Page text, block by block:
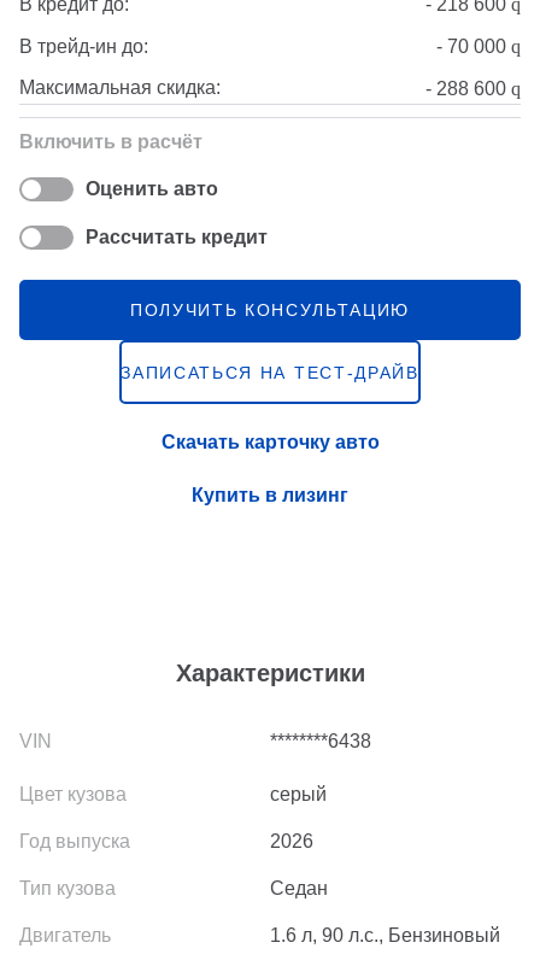
Характеристики
********6438
серый
2026
Седан
1.6 л, 90 л.с., Бензиновый
В кредит до:
В трейд-ин до: - 70 000 q
Максимальная скидка: - 288 600 q
Включить в расчёт
Оценить авто
Рассчитать кредит
ПОЛУЧИТЬ КОНСУЛЬТАЦИЮ
ЗАПИСАТЬСЯ НА ТЕСТ-ДРАЙВ
Скачать карточку авто
Купить в лизинг